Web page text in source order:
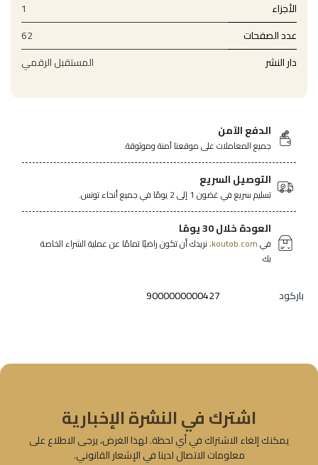
الأجزاء
1
عدد الصفحات
62
دار النشر
المستقبل الرقمي
الدفع الآمن
جميع المعاملات على موقعنا آمنة وموثوقة.
التوصيل السريع
تسليم سريع في غضون 1 إلى 2 يومًا في جميع أنحاء تونس.
العودة خلال 30 يومًا
فيkoutob.com، نريدك أن تكون راضيًا تمامًا عن عملية الشراء الخاصة
بك
باركود 9000000000427
اشترك في النشرة الإخبارية
يمكنك إلغاء الاشتراك في أي لحظة. لهذا الغرض، يرجى الاطلاع على
معلومات الاتصال لدينا في الإشعار القانوني.